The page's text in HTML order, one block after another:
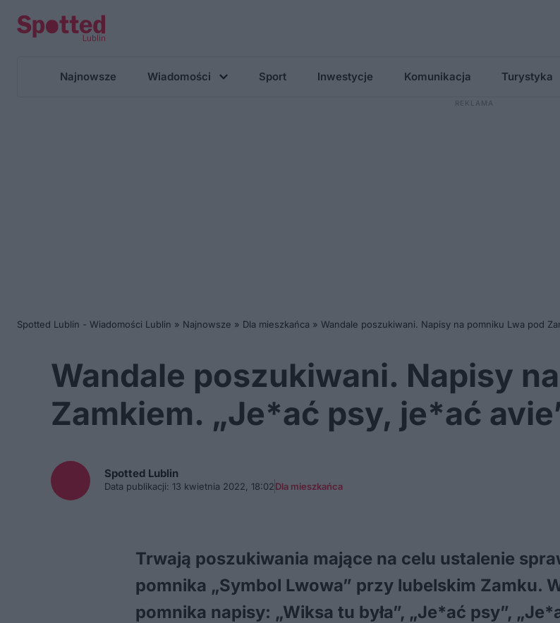
Najnowsze Wiadomości Sport Inwestycje Komunikacja Turystyka
Spotted Lublin - Wiadomości Lublin » Najnowsze » Dla mieszkańca » Wandale poszukiwani. Napisy na pomniku Lwa pod
Wandale poszukiwani. Napisy
Zamkiem. „Je*ać psy, je*ać
Spotted Lublin
Data publikacji: 13 kwietnia 2022, 18:02Dla mieszkańca
Trwają poszukiwania mające na celu ustalenie
pomnika „Symbol Lwowa” przy lubelskim Zamku.
pomnika napisy: „Wiksa tu była”, „Je*ać psy”,